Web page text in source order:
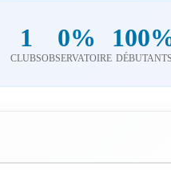
1
CLUBS
0%
OBSERVATOIRE DÉBUTANTS